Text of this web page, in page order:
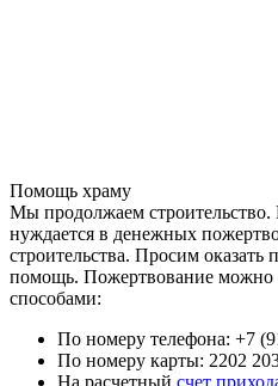
Помощь храму
Мы продолжаем строительство.
нуждается в денежных
строительства. Просим
помощь. Пожертвование можно
способами:
По номеру телефона: +7
По номеру карты: 2202
На расчетный счет